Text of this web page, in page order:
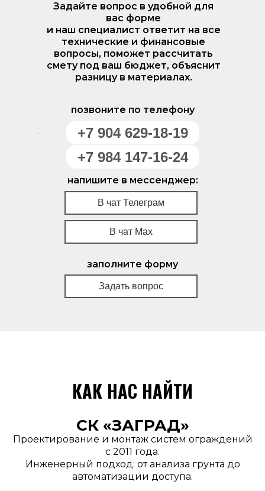
В чат Телеграм
+7 904 629-18-19
+7 984 147-16-24
В чат Мах
Задать вопрос
заполните форму
напишите в мессенджер:
позвоните по телефону
Задайте вопрос в удобной для
вас форме
и наш специалист ответит на все
технические и финансовые
вопросы, поможет рассчитать
смету под ваш бюджет, объяснит
разницу в материалах.
КАК НАС НАЙТИ
СК «ЗАГРАД»
Проектирование и монтаж систем ограждений
с 2011 года.
Инженерный подход: от анализа грунта до
автоматизации доступа.